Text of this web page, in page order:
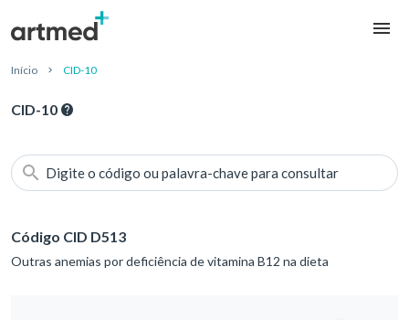
Início CID-10
CID-10
Digite o código ou palavra-chave para consultar
Código CID D513
Outras anemias por deficiência de vitamina B12 na dieta